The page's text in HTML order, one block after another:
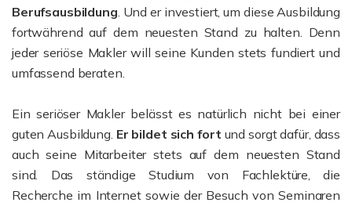
Berufsausbildung . Und er investiert, um diese Ausbildung
fortwährend auf dem neuesten Stand zu halten. Denn
jeder seriöse Makler will seine Kunden stets fundiert und
umfassend beraten.
Ein seriöser Makler belässt es natürlich nicht bei einer
guten Ausbildung. Er bildet sich fort und sorgt dafür, dass
auch seine Mitarbeiter stets auf dem neuesten Stand
sind. Das ständige Studium von Fachlektüre, die
Recherche im Internet sowie der Besuch von Seminaren